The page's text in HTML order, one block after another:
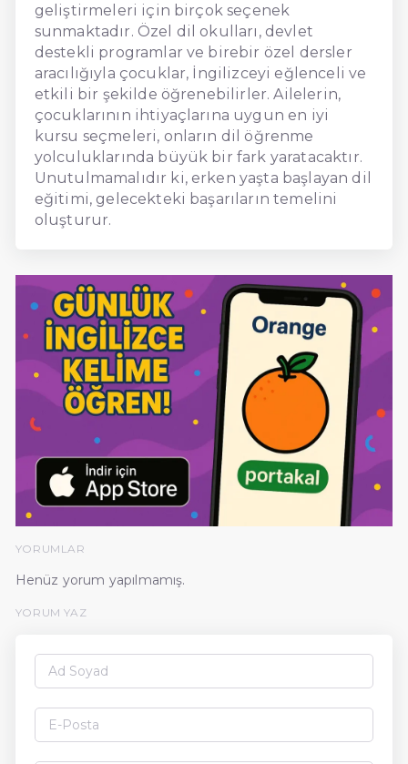
geliştirmeleri için birçok seçenek
sunmaktadır. Özel dil okulları, devlet
destekli programlar ve birebir özel dersler
aracılığıyla çocuklar, İngilizceyi eğlenceli ve
etkili bir şekilde öğrenebilirler. Ailelerin,
çocuklarının ihtiyaçlarına uygun en iyi
kursu seçmeleri, onların dil öğrenme
yolculuklarında büyük bir fark yaratacaktır.
Unutulmamalıdır ki, erken yaşta başlayan dil
eğitimi, gelecekteki başarıların temelini
oluşturur.
YORUMLAR
Henüz yorum yapılmamış.
YORUM YAZ